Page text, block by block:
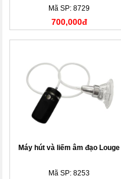
Mã SP: 8729
700,000đ
Máy hút và liếm âm đạo Louge
Mã SP: 8253